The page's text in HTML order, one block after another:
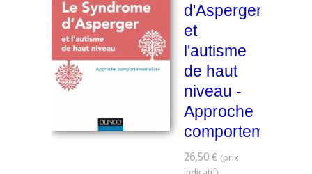
d'Asperger
et
l'autisme
de haut
niveau -
Approche
26,50 €